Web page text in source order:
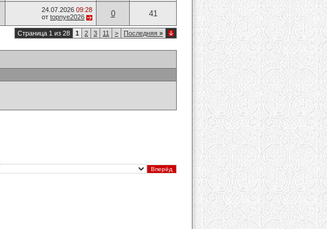
24.07.2026 09:28
от topnye2026 0 41
Страница 1 из 28 1 2 3 11 > Последняя »